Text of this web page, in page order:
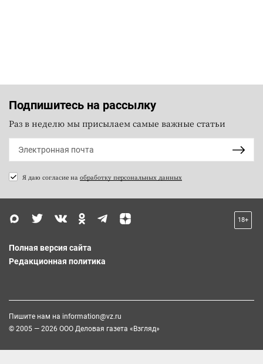
Подпишитесь на рассылку
Раз в неделю мы присылаем самые важные статьи
Я даю согласие на обработку персональных данных
18+
Полная версия сайта
Редакционная политика
Пишите нам на information@vz.ru
© 2005 — 2026 ООО Деловая газета «Взгляд»